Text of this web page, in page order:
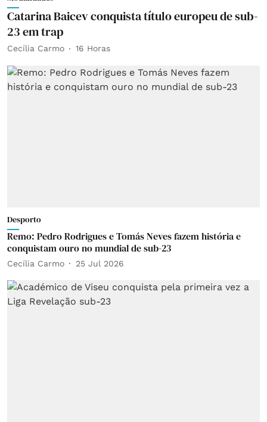
Catarina Baicev conquista título europeu de sub-
23 em trap
Cecília Carmo 16 Horas
Desporto
Remo: Pedro Rodrigues e Tomás Neves fazem história e
conquistam ouro no mundial de sub-23
Cecília Carmo 25 Jul 2026